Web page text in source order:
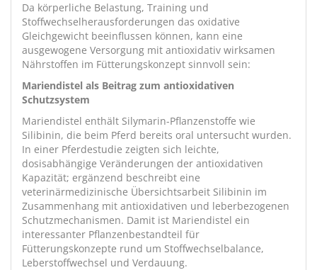
Da körperliche Belastung, Training und
Stoffwechselherausforderungen das oxidative
Gleichgewicht beeinflussen können, kann eine
ausgewogene Versorgung mit antioxidativ wirksamen
Nährstoffen im Fütterungskonzept sinnvoll sein:
Mariendistel als Beitrag zum antioxidativen
Schutzsystem
Mariendistel enthält Silymarin-Pflanzenstoffe wie
Silibinin, die beim Pferd bereits oral untersucht wurden.
In einer Pferdestudie zeigten sich leichte,
dosisabhängige Veränderungen der antioxidativen
Kapazität; ergänzend beschreibt eine
veterinärmedizinische Übersichtsarbeit Silibinin im
Zusammenhang mit antioxidativen und leberbezogenen
Schutzmechanismen. Damit ist Mariendistel ein
interessanter Pflanzenbestandteil für
Fütterungskonzepte rund um Stoffwechselbalance,
Leberstoffwechsel und Verdauung.